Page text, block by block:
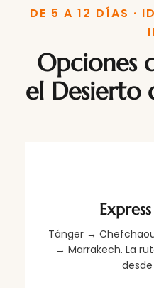
DE 5 A 12 DÍAS ·
Opciones
el Desierto
Tánger →
→ Marrakech. La